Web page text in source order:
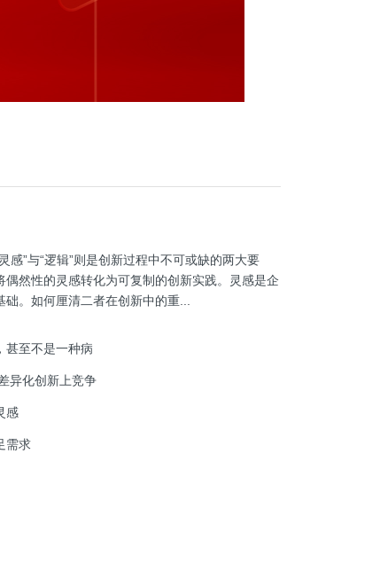
感”与“逻辑”则是创新过程中不可或缺的两大要
然性的灵感转化为可复制的创新实践。灵感是企
。如何厘清二者在创新中的重...
甚至不是一种病
异化创新上竞争
感
需求